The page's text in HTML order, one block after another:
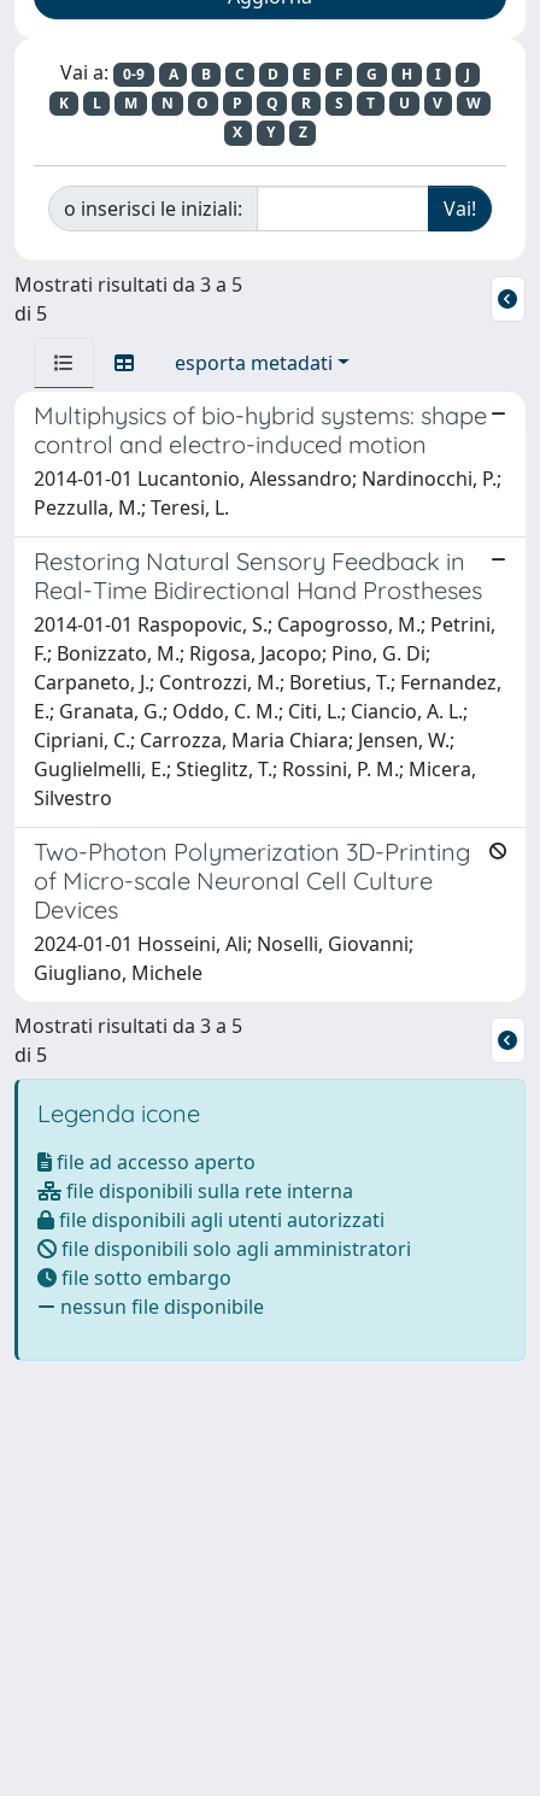
Vai a: 0-9 A B C D E F G H I
J
K
L M N O P Q R S T U V
W
X
Y Z
o inserisci le iniziali:
Mostrati risultati da 3 a 5
di 5
esporta metadati
Multiphysics of bio-hybrid systems: shape
control and electro-induced motion
2014-01-01 Lucantonio, Alessandro; Nardinocchi, P.;
Pezzulla, M.; Teresi, L.
Restoring Natural Sensory Feedback in
Real-Time Bidirectional Hand Prostheses
2014-01-01 Raspopovic, S.; Capogrosso, M.; Petrini,
F.; Bonizzato, M.; Rigosa, Jacopo; Pino, G. Di;
Carpaneto, J.; Controzzi, M.; Boretius, T.; Fernandez,
E.; Granata, G.; Oddo, C. M.; Citi, L.; Ciancio, A. L.;
Cipriani, C.; Carrozza, Maria Chiara; Jensen, W.;
Guglielmelli, E.; Stieglitz, T.; Rossini, P. M.; Micera,
Silvestro
Two-Photon Polymerization 3D-Printing
of Micro-scale Neuronal Cell Culture
Devices
2024-01-01 Hosseini, Ali; Noselli, Giovanni;
Giugliano, Michele
Mostrati risultati da 3 a 5
di 5
Legenda icone
file ad accesso aperto
file disponibili sulla rete interna
file disponibili agli utenti autorizzati
file disponibili solo agli amministratori
file sotto embargo
nessun file disponibile